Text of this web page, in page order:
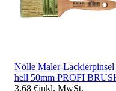
Nölle Maler-
hell 50mm PROFI
3,68 €inkl. MwSt.